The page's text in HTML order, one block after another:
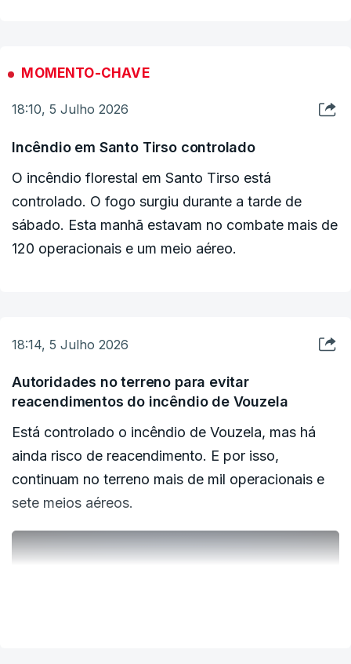
MOMENTO-CHAVE
18:10, 5 Julho 2026
Incêndio em Santo Tirso controlado
O incêndio florestal em Santo Tirso está
controlado. O fogo surgiu durante a tarde de
sábado. Esta manhã estavam no combate mais de
120 operacionais e um meio aéreo.
18:14, 5 Julho 2026
Autoridades no terreno para evitar
reacendimentos do incêndio de Vouzela
Está controlado o incêndio de Vouzela, mas há
ainda risco de reacendimento. E por isso,
continuam no terreno mais de mil operacionais e
sete meios aéreos.